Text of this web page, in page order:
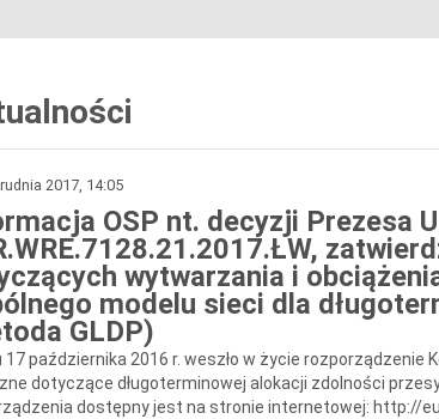
2017, 14:05
OSP nt. decyzji Prezesa
wytwarzania i
modelu sieci dla
GLDP)
17 października 2016 r. weszło w życie
dotyczące długoterminowej alokacji zdolności
dostępny jest na stronie internetowej: http://